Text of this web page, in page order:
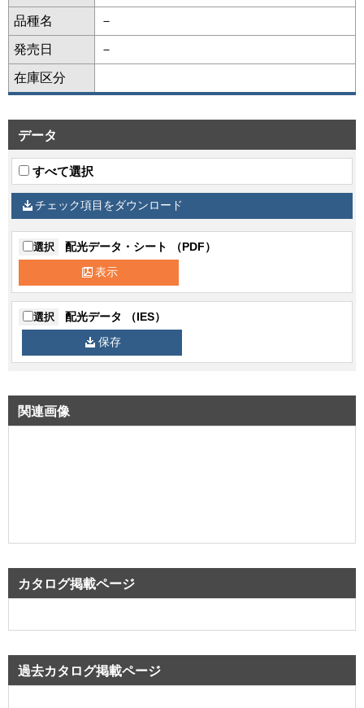
品種名 －
発売日 －
在庫区分
データ
すべて選択
チェック項目をダウンロード
選択 配光データ・シート （PDF）
表示
選択 配光データ （IES）
保存
関連画像
カタログ掲載ページ
過去カタログ掲載ページ